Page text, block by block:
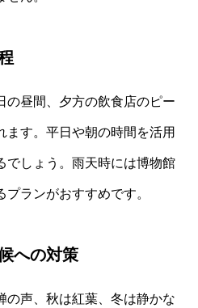
の昼間、夕方の飲食店のピー
ます。平日や朝の時間を活用
でしょう。雨天時には博物館
ランがおすすめです。
への対策
の声、秋は紅葉、冬は静かな